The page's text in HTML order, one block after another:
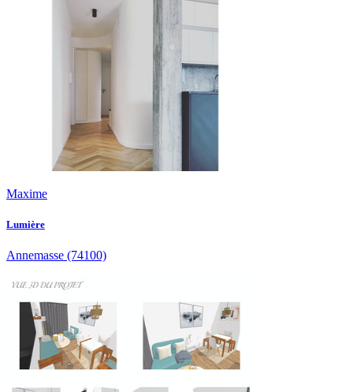
Maxime
Lumière
Annemasse (74100)